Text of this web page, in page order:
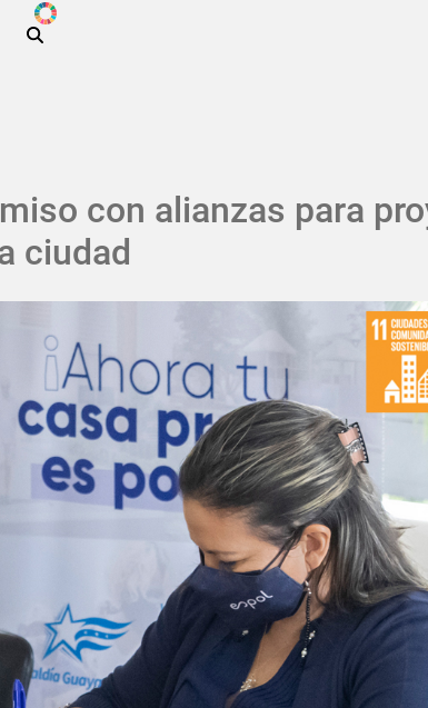
ODS
con alianzas para
ciudad